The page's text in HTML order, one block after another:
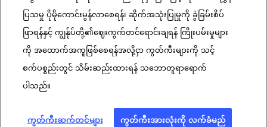
နားလည်စေရန်အလို့ငှာ လိုအပ်သည့် အတိုင်းအတာပမာဏအအလျောက်
ရယူဖော်ပြထားခြင်းဖြစ်ပါသည်။ AFP အနေဖြင့် ဤသို့သောတတိယအဖွဲ့
အစည်း (third party) ၏ စာ၊ အကြောင်းအရာများနှင့်ပတ်သက်၍ မူပိုင်
ခွင့်ရှိသူ သို့မဟုတ် မူရင်းတင်သူများထံမှ မည်သည့်ပိုင်ခွင့်မှ ရယူထားခြင်း
မရှိပါ။ ဤသို့ဆောင်ရွက်သည့်အတွက် မည်သို့သော တာဝန်မှရှိမည်
မဟုတ်ပါ။ AFP နှင့် AFP ၏ တံဆိပ်လိုဂိုမှာ မှတ်ပုံတင်ပြီးဖြစ်ကာ AFP ၏
ကုန်အမှတ်တံဆိပ်များလည်းဖြစ်ပါသည်။
ပြသမှု ပိုမိုကောင်းမွန်လာစေရန်၊ ဆိုက်အသုံးပြုမှုကို ခွဲခြမ်းစိပ်
ဖြာရန်နှင့် ကျွန်ုပ်တို့၏ဈေးကွက်တင်ရောင်းချရန် ကြိုးပမ်းမှုများ
ကို အထောက်အကူဖြစ်စေရန်အလို့ငှာ ကွတ်ကီးများကို သင့်
စက်ပစ္စည်းတွင် သိမ်းဆည်းထားရန် သဘောတူရာရောက်
ပါသည်။
ကွတ်ကီးဆက်တင်များ ကွတ်ကီးအားလုံးကို လက်ခံမည်